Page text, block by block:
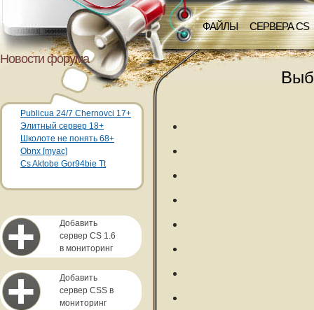
ФАЙЛЫ СЕРВЕРА CS
Новости форума
Publicua 24/7 Chernovci 17+
Элитный сервер 18+
Школоте не понять 68+
Obnx [myac]
Cs Aktobe Gor94bie Tt
Добавить
сервер CS 1.6
в мониторинг
Добавить
сервер CSS в
мониторинг